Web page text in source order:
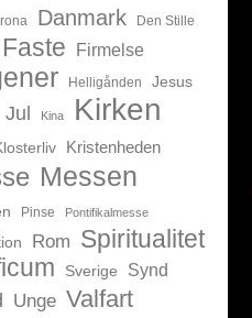
Danmark
Den Stille
Faste Firmelse
Helligånden
Jesus
Jul Kina Kirken
Kristenheden
Messen
Pinse Pontifikalmesse
Rom Spiritualitet
Sverige
Synd
Unge Valfart